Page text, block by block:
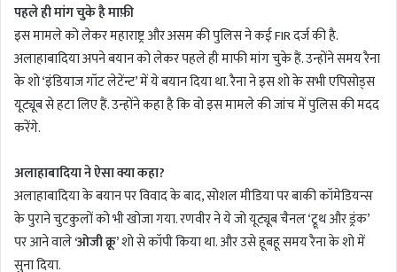
पहले ही मांग चुके है माफ़ी
इस मामले को लेकर महाराष्ट्र और असम की पुलिस ने कई FIR दर्ज की है.
अलाहाबादिया अपने बयान को लेकर पहले ही माफी मांग चुके हैं. उन्होंने समय रैना
के शो ‘इंडियाज गॉट लेटेंन्ट’ में ये बयान दिया था. रैना ने इस शो के सभी एपिसोड्स
यूट्यूब से हटा लिए हैं. उन्होंने कहा है कि वो इस मामले की जांच में पुलिस की मदद
करेंगे.
अलाहाबादिया ने ऐसा क्या कहा?
अलाहाबादिया के बयान पर विवाद के बाद, सोशल मीडिया पर बाकी कॉमेडियन्स
के पुराने चुटकुलों को भी खोजा गया. रणवीर ने ये जो यूट्यूब चैनल ‘ट्रूथ और ड्रंक’
पर आने वाले‘ओजी क्रू’शो से कॉपी किया था. और उसे हूबहू समय रैना के शो में
सुना दिया.